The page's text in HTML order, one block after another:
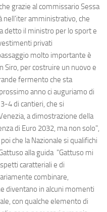
grazie al commissario Sessa
nell'iter amministrativo, che
detto il ministro per lo sport e
privati
molto importante è
Siro, per costruire un nuovo e
fermento che sta
anno ci auguriamo di
4 di cantieri, che si
a dimostrazione della
di Euro 2032, ma non solo",
che la Nazionale si qualifichi
alla guida "Gattuso mi
caratteriali e di
combinare,
diventano in alcuni momenti
con qualche elemento di